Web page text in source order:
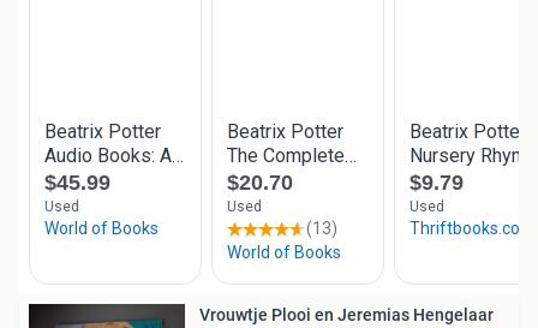
Vrouwtje Plooi en Jeremias Hengelaar